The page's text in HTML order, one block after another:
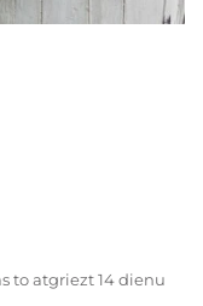
to atgriezt 14 dienu